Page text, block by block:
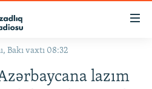
Bakı vaxtı 08:32
lazım